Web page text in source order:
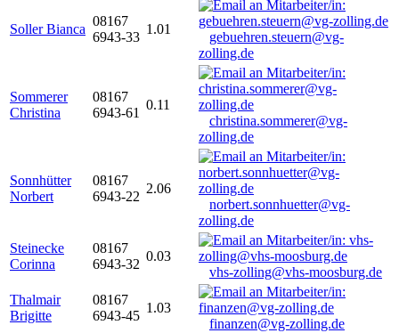
Soller Bianca
08167
6943-33
1.01
gebuehren.steuern@vg-
zolling.de
Sommerer
Christina
08167
6943-61
0.11
christina.sommerer@vg-
zolling.de
Sonnhütter
Norbert
08167
6943-22
2.06
norbert.sonnhuetter@vg-
zolling.de
Steinecke
Corinna
08167
6943-32
0.03
vhs-zolling@vhs-moosburg.de
Thalmair
Brigitte
08167
6943-45
1.03
finanzen@vg-zolling.de